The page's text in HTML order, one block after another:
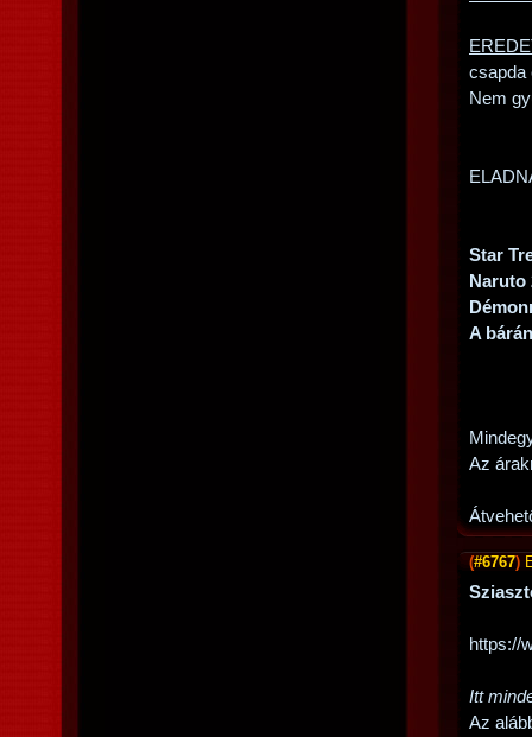
csapda
Nem
Star
Naruto
A
Az
(#6767)
https://
Itt
Az